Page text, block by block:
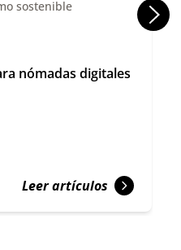
sostenible
nómadas digitales
Leer artículos